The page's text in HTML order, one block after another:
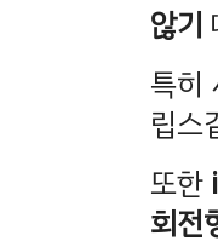
않기
특히
립스
또한
회전